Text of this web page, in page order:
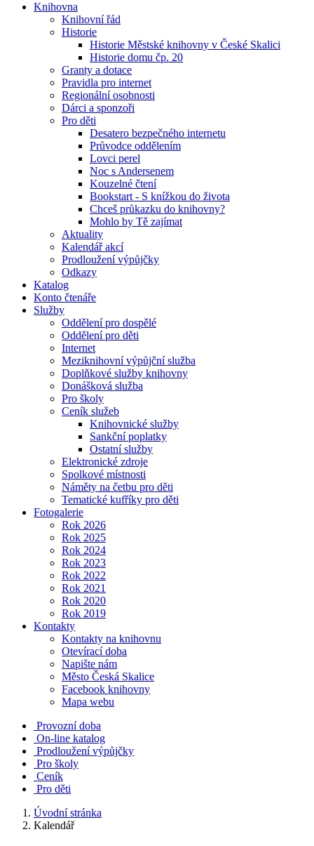
Knihovna
Knihovní řád
Historie
Historie Městské knihovny v České Skalici
Historie domu čp. 20
Granty a dotace
Pravidla pro internet
Regionální osobnosti
Dárci a sponzoři
Pro děti
Desatero bezpečného internetu
Průvodce oddělením
Lovci perel
Noc s Andersenem
Kouzelné čtení
Bookstart - S knížkou do života
Chceš průkazku do knihovny?
Mohlo by Tě zajímat
Aktuality
Kalendář akcí
Prodloužení výpůjčky
Odkazy
Katalog
Konto čtenáře
Služby
Oddělení pro dospělé
Oddělení pro děti
Internet
Meziknihovní výpůjční služba
Doplňkové služby knihovny
Donášková služba
Pro školy
Ceník služeb
Knihovnické služby
Sankční poplatky
Ostatní služby
Elektronické zdroje
Spolkové místnosti
Náměty na četbu pro děti
Tematické kufříky pro děti
Fotogalerie
Rok 2026
Rok 2025
Rok 2024
Rok 2023
Rok 2022
Rok 2021
Rok 2020
Rok 2019
Kontakty
Kontakty na knihovnu
Otevírací doba
Napište nám
Město Česká Skalice
Facebook knihovny
Mapa webu
Provozní doba
On-line katalog
Prodloužení výpůjčky
Pro školy
Ceník
Pro děti
Úvodní stránka
Kalendář